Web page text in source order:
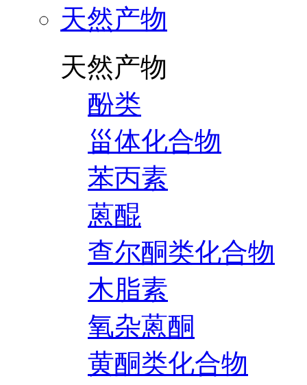
天然产物
天然产物
酚类
甾体化合物
苯丙素
蒽醌
查尔酮类化合物
木脂素
氧杂蒽酮
黄酮类化合物